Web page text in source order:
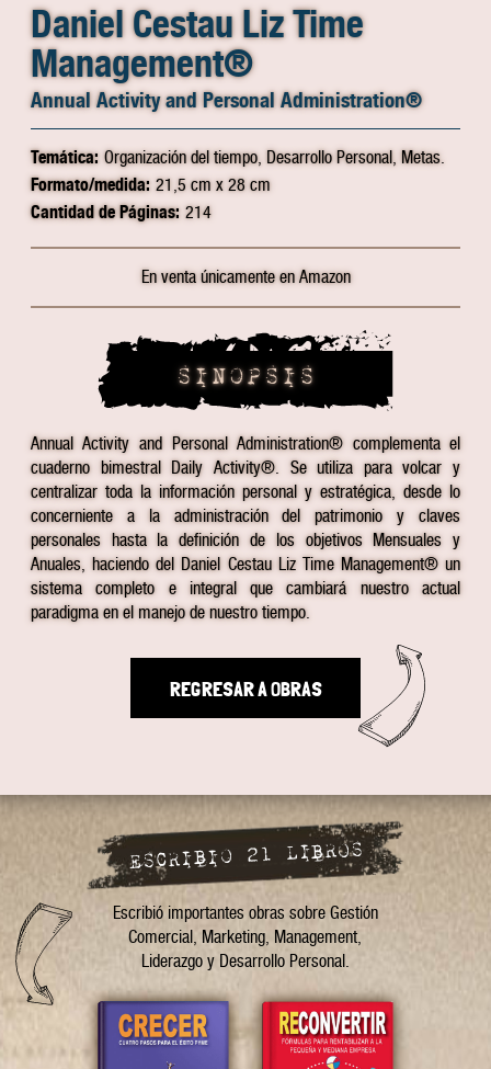
Daniel Cestau Liz Time
Management®
Annual Activity and Personal Administration®
Temática: Organización del tiempo, Desarrollo Personal, Metas.
Formato/medida: 21,5 cm x 28 cm
Cantidad de Páginas: 214
En venta únicamente en Amazon
SINOPSIS
Annual Activity and Personal Administration® complementa el
cuaderno bimestral Daily Activity®. Se utiliza para volcar y
centralizar toda la información personal y estratégica, desde lo
concerniente a la administración del patrimonio y claves
personales hasta la definición de los objetivos Mensuales y
Anuales, haciendo del Daniel Cestau Liz Time Management® un
sistema completo e integral que cambiará nuestro actual
paradigma en el manejo de nuestro tiempo.
REGRESAR A OBRAS
ESCRIBIO 21 LIBROS
Escribió importantes obras sobre Gestión
Comercial, Marketing, Management,
Liderazgo y Desarrollo Personal.